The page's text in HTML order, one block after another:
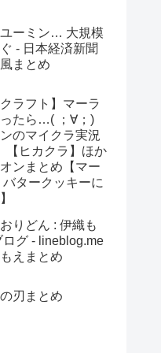
ーミン… 大規模
- 日本経済新聞
まとめ
クラフト】マーラ
たら…( ；∀；)
ンのマイクラ実況
【ヒカクラ】ほか
ンまとめ【マー
バタークッキーに
りどん : 伊織も
ログ - lineblog.me
えまとめ
刃まとめ